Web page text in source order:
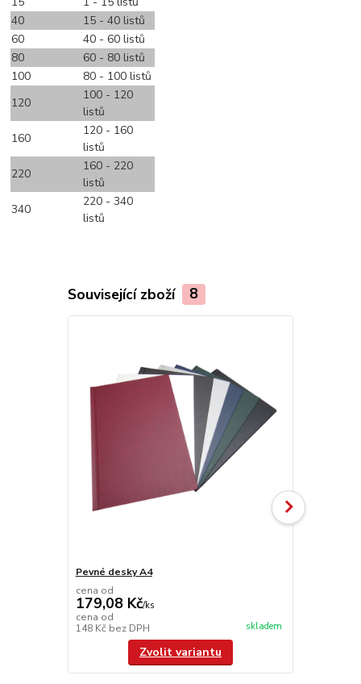
40
15 - 40 listů
60
40 - 60 listů
80
60 - 80 listů
100
80 - 100 listů
120
100 - 120
listů
160
120 - 160
listů
220
160 - 220
listů
340
220 - 340
listů
Související zboží 8
Pevné desky A4
cena od
179,08 Kč/ks
cena od
148 Kč bez DPH skladem
Zvolit variantu